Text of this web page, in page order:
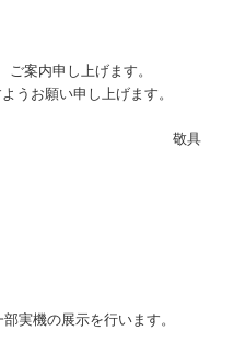
案内申し上げます。
うお願い申し上げます。
敬具
実機の展示を行います。